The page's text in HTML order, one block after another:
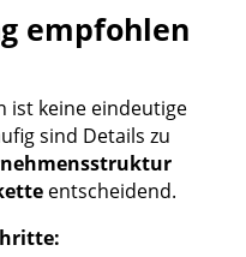
empfohlen
ist keine eindeutige
sind Details zu
entscheidend.